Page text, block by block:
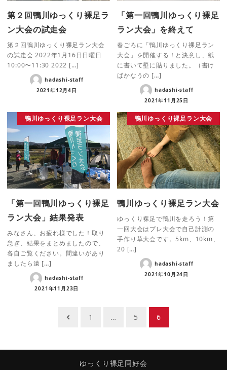
第２回鴨川ゆっくり裸足ラ
ン大会の試走会
第２回鴨川ゆっくり裸足ラン大会
の試走会 2022年1月16日日曜日
10:00〜11:30 2022 […]
hadashi-staff
2021年12月4日
「第一回鴨川ゆっくり裸足
ラン大会」を終えて
春ごろに「鴨川ゆっくり裸足ラン
大会」を開催する！と決意し、紙
に書いて壁に貼りました。（書け
ばかなうの […]
hadashi-staff
2021年11月25日
鴨川ゆっくり裸足ラン大会
「第一回鴨川ゆっくり裸足
ラン大会」結果発表
みなさん、お疲れ様でした！取り
急ぎ、結果をまとめましたので、
各自ご覧ください。間違いがあり
ましたら遠 […]
hadashi-staff
2021年11月23日
鴨川ゆっくり裸足ラン大会
鴨川ゆっくり裸足ラン大会
ゆっくり裸足で鴨川を走ろう！第
一回大会はプレ大会で自己計測の
手作り草大会です。5km、10km、
20 […]
hadashi-staff
2021年10月24日
1 … 5 6
ゆっくり裸足同好会